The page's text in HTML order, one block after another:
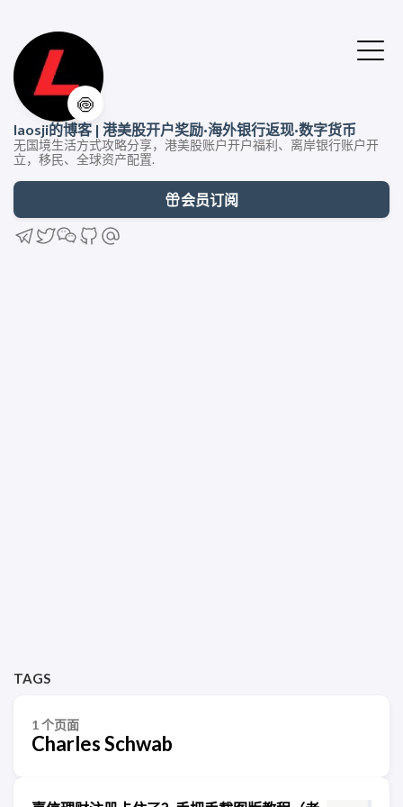
🍥
laosji的博客 | 港美股开户奖励·海外银行返现·数字货币
无国境生活方式攻略分享，港美股账户开户福利、离岸银行账户开
立，移民、全球资产配置.
会员订阅
TAGS
1 个页面
Charles Schwab